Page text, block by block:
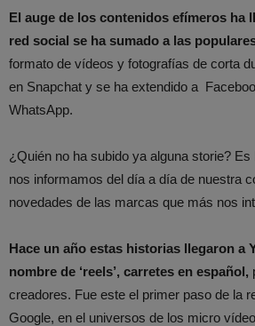
El auge de los contenidos efímeros ha
red social se ha sumado a las
formato de vídeos y fotografías de corta
en Snapchat y se ha extendido a
WhatsApp.
¿Quién no ha subido ya alguna storie?
nos informamos del día a día de nuestra
novedades de las marcas que más nos
Hace un año estas historias llegaron a
nombre de ‘reels’, carretes en español,
creadores. Fue este el primer paso de la
Google, en el universos de los micro